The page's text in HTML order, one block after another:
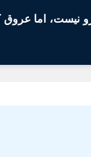
نیست، اما